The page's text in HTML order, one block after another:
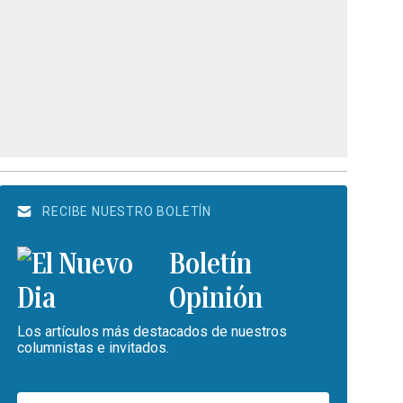
RECIBE NUESTRO BOLETÍN
Boletín
Opinión
Los artículos más destacados de nuestros
columnistas e invitados.